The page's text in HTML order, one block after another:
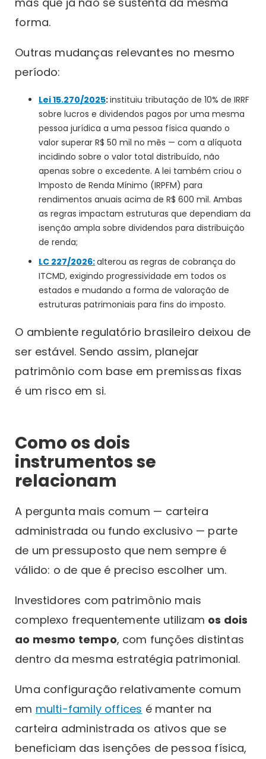
forma.
Outras mudanças relevantes no mesmo
período:
Lei 15.270/2025:instituiu tributação de 10% de IRRF
sobre lucros e dividendos pagos por uma mesma
pessoa jurídica a uma pessoa física quando o
valor superar R$ 50 mil no mês — com a alíquota
incidindo sobre o valor total distribuído, não
apenas sobre o excedente. A lei também criou o
Imposto de Renda Mínimo (IRPFM) para
rendimentos anuais acima de R$ 600 mil. Ambas
as regras impactam estruturas que dependiam da
isenção ampla sobre dividendos para distribuição
de renda;
LC 227/2026:alterou as regras de cobrança do
ITCMD, exigindo progressividade em todos os
estados e mudando a forma de valoração de
estruturas patrimoniais para fins do imposto.
O ambiente regulatório brasileiro deixou de
ser estável. Sendo assim, planejar
patrimônio com base em premissas fixas
é um risco em si.
Como os dois
instrumentos se
relacionam
A pergunta mais comum — carteira
administrada ou fundo exclusivo — parte
de um pressuposto que nem sempre é
válido: o de que é preciso escolher um.
Investidores com patrimônio mais
complexo frequentemente utilizam os dois
ao mesmo tempo, com funções distintas
dentro da mesma estratégia patrimonial.
Uma configuração relativamente comum
em multi-family offices é manter na
carteira administrada os ativos que se
beneficiam das isenções de pessoa física,